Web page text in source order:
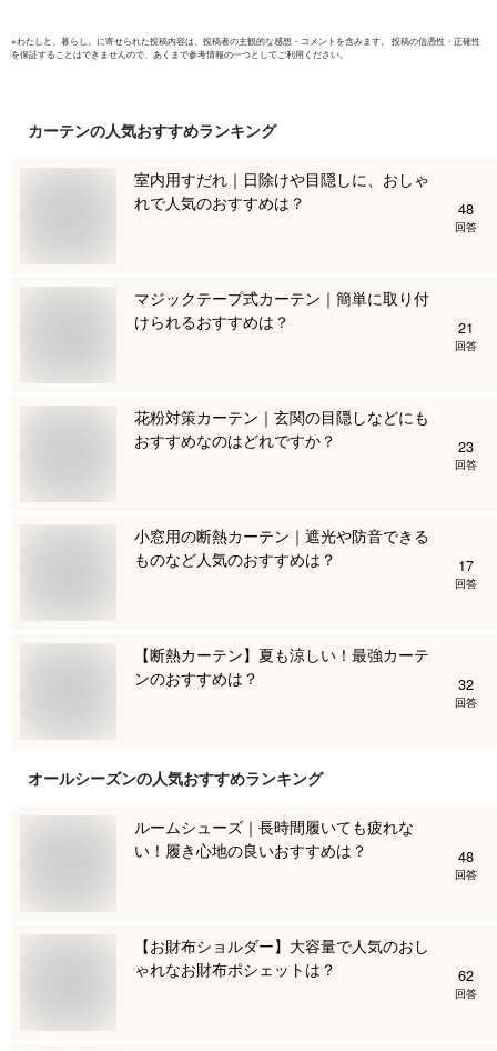
※わたしと、暮らし。 に寄せられた投稿内容は、投稿者の主観的な感想・コメントを含みます。 投稿の信憑性・正確性
を保証することはできませんので、あくまで参考情報の一つとしてご利用ください。
カーテンの人気おすすめランキング
室内用すだれ｜日除けや目隠しに、おしゃ
れで人気のおすすめは？
48
回答
マジックテープ式カーテン｜簡単に取り付
けられるおすすめは？
21
回答
花粉対策カーテン｜玄関の目隠しなどにも
おすすめなのはどれですか？
23
回答
小窓用の断熱カーテン｜遮光や防音できる
ものなど人気のおすすめは？
17
回答
【断熱カーテン】夏も涼しい！最強カーテ
ンのおすすめは？
32
回答
オールシーズンの人気おすすめランキング
ルームシューズ｜長時間履いても疲れな
い！履き心地の良いおすすめは？
48
回答
【お財布ショルダー】大容量で人気のおし
ゃれなお財布ポシェットは？
62
回答